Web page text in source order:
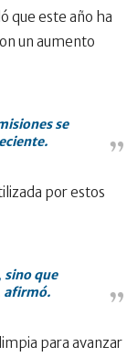
que este año ha
un aumento
se
por estos
que
afirmó.
para avanzar